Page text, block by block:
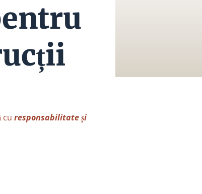
cu responsabilitate și